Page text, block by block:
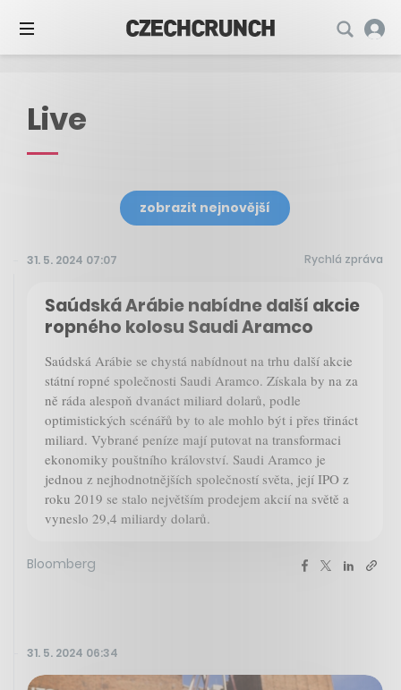
Live
zobrazit nejnovější
31. 5. 2024 07:07 Rychlá zpráva
Saúdská Arábie nabídne další akcie
ropného kolosu Saudi Aramco
Saúdská Arábie se chystá nabídnout na trhu další akcie
státní ropné společnosti Saudi Aramco. Získala by na za
ně ráda alespoň dvanáct miliard dolarů, podle
optimistických scénářů by to ale mohlo být i přes třináct
miliard. Vybrané peníze mají putovat na transformaci
ekonomiky pouštního království. Saudi Aramco je
jednou z nejhodnotnějších společností světa, její IPO z
roku 2019 se stalo největším prodejem akcií na světě a
vyneslo 29,4 miliardy dolarů.
Bloomberg
31. 5. 2024 06:34